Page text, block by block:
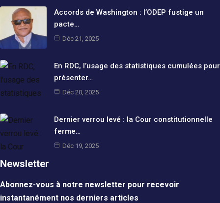
Accords de Washington : l’ODEP fustige un
pacte…
Déc 21, 2025
En RDC, l’usage des statistiques cumulées pour
présenter…
Déc 20, 2025
Dernier verrou levé : la Cour constitutionnelle
ferme…
Déc 19, 2025
Newsletter
Abonnez-vous à notre newsletter pour recevoir
instantanément nos derniers articles